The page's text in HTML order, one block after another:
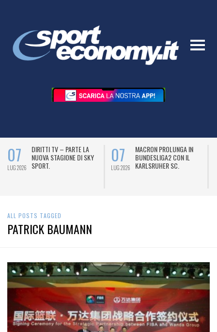
07
LUG 2026
DIRITTI TV – PARTE LA
NUOVA STAGIONE DI SKY
SPORT.
07
LUG 2026
MACRON PROLUNGA IN
BUNDESLIGA2 CON IL
KARLSRUHER SC.
ALL POSTS TAGGED
PATRICK BAUMANN